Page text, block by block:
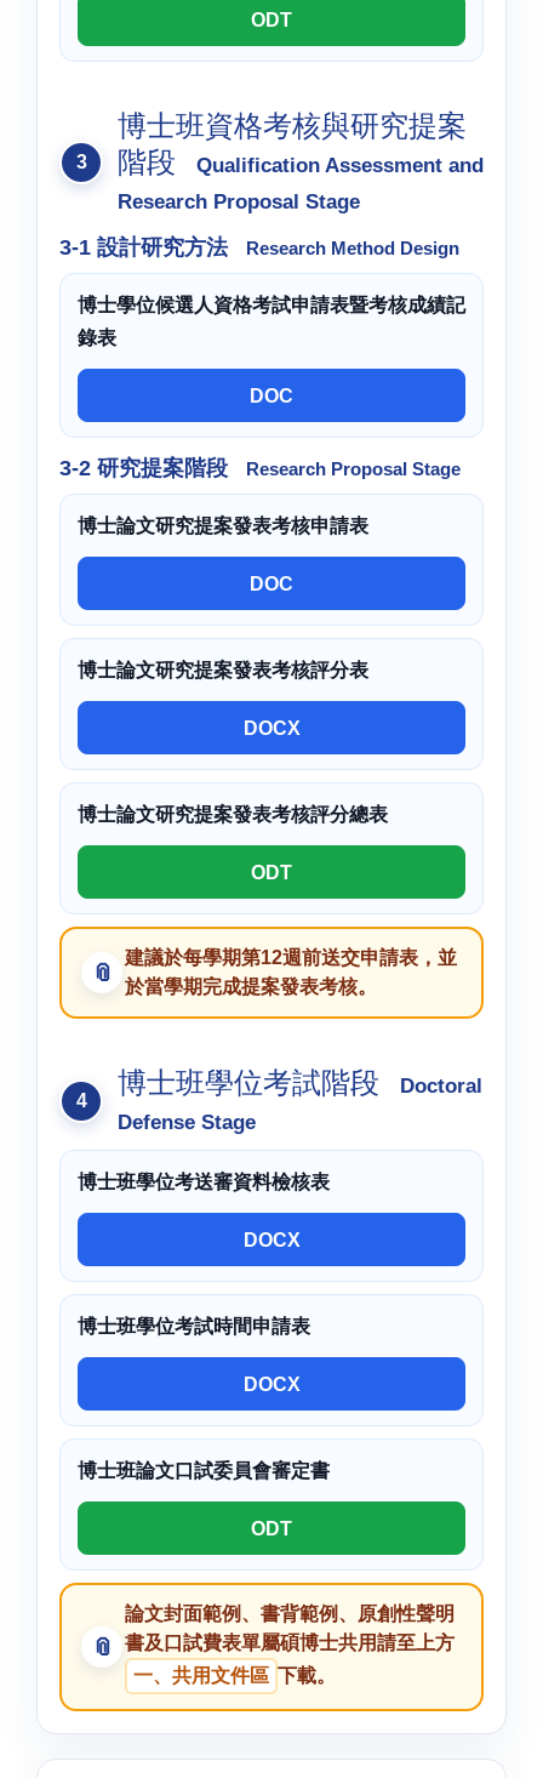
ODT
博士班資格考核與研究提案
階段
Qualification Assessment and
Research Proposal Stage
3-1 設計研究方法 Research Method Design
博士學位候選人資格考試申請表暨考核成績記
錄表
DOC
3-2 研究提案階段 Research Proposal Stage
博士論文研究提案發表考核申請表
DOC
博士論文研究提案發表考核評分表
DOCX
博士論文研究提案發表考核評分總表
ODT
建議於每學期第12週前送交申請表，並
於當學期完成提案發表考核。
博士班學位考試階段
Doctoral
Defense Stage
博士班學位考送審資料檢核表
DOCX
博士班學位考試時間申請表
DOCX
博士班論文口試委員會審定書
ODT
論文封面範例、書背範例、原創性聲明
書及口試費表單屬碩博士共用請至上方
一、共用文件區 下載。